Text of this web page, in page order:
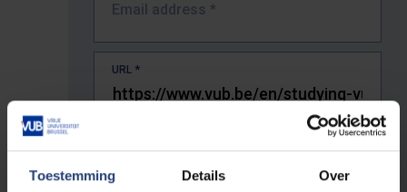
Toestemming Details Over
Email address *
URL *
The full URL of the page where you encountered the error.